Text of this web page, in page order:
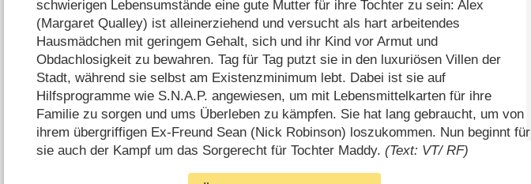
schwierigen Lebensumstände eine gute Mutter für ihre Tochter zu sein: Alex
(Margaret Qualley) ist alleinerziehend und versucht als hart arbeitendes
Hausmädchen mit geringem Gehalt, sich und ihr Kind vor Armut und
Obdachlosigkeit zu bewahren. Tag für Tag putzt sie in den luxuriösen Villen der
Stadt, während sie selbst am Existenzminimum lebt. Dabei ist sie auf
Hilfsprogramme wie S.N.A.P. angewiesen, um mit Lebensmittelkarten für ihre
Familie zu sorgen und ums Überleben zu kämpfen. Sie hat lang gebraucht, um von
ihrem übergriffigen Ex-Freund Sean (Nick Robinson) loszukommen. Nun beginnt für
sie auch der Kampf um das Sorgerecht für Tochter Maddy.(Text: VT/ RF)